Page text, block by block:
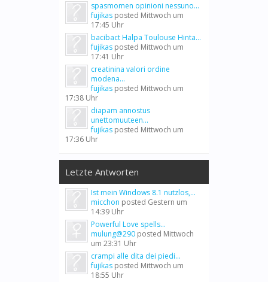
spasmomen opinioni nessuno...
fujikas posted Mittwoch um
17:45 Uhr
bacibact Halpa Toulouse Hinta...
fujikas posted Mittwoch um
17:41 Uhr
creatinina valori ordine
modena...
fujikas posted Mittwoch um
17:38 Uhr
diapam annostus
unettomuuteen...
fujikas posted Mittwoch um
17:36 Uhr
Letzte Antworten
Ist mein Windows 8.1 nutzlos,...
micchon posted Gestern um
14:39 Uhr
Powerful Love spells...
mulung@290 posted Mittwoch
um 23:31 Uhr
crampi alle dita dei piedi...
fujikas posted Mittwoch um
18:55 Uhr